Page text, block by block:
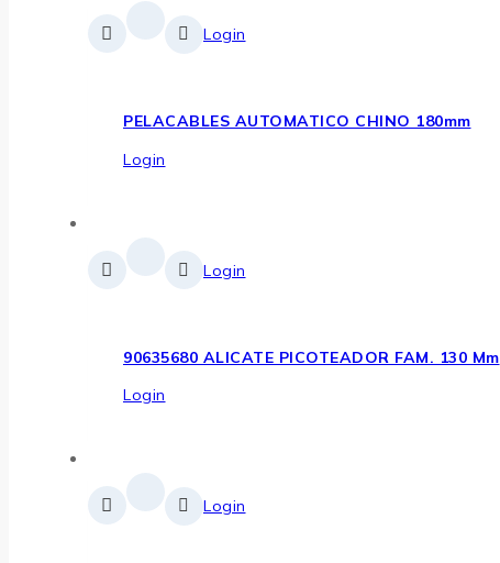
Login
PELACABLES AUTOMATICO CHINO 180mm
Login
Login
90635680 ALICATE PICOTEADOR FAM. 130 Mm
Login
Login